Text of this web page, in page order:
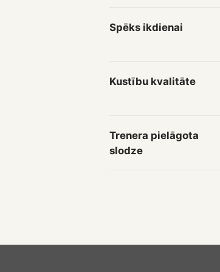
Spēks ikdienai
Kustību kvalitāte
Trenera pielāgota
slodze